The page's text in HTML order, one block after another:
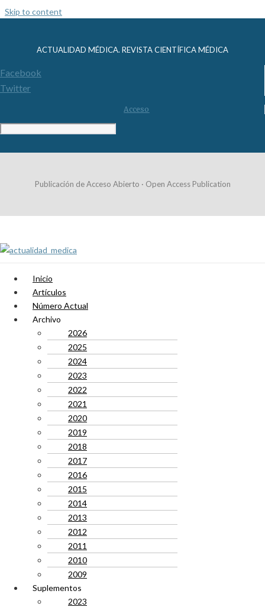
Skip to content
ACTUALIDAD MÉDICA. REVISTA CIENTÍFICA MÉDICA
Facebook
Twitter
Acceso
Publicación de Acceso Abierto · Open Access Publication
Inicio
Artículos
Número Actual
Archivo
2026
2025
2024
2023
2022
2021
2020
2019
2018
2017
2016
2015
2014
2013
2012
2011
2010
2009
Suplementos
2023